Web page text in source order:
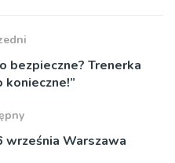
bezpieczne? Trenerka
konieczne!”
Warszawa